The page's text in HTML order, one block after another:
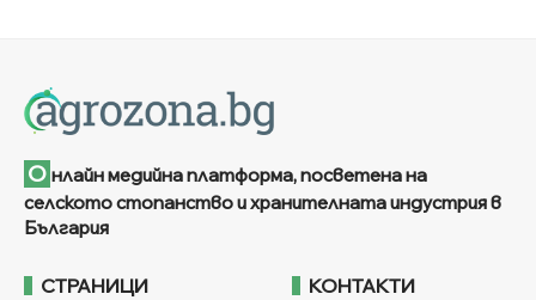
О нлайн медийна платформа, посветена на
селското стопанство и хранителната индустрия в
България
СТРАНИЦИ КОНТАКТИ